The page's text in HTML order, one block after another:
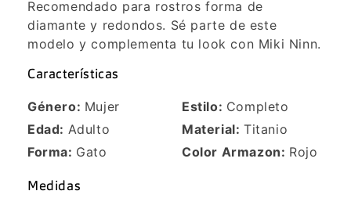
Recomendado para rostros forma de
diamante y redondos. Sé parte de este
modelo y complementa tu look con Miki Ninn.
Características
Género: Mujer
Edad: Adulto
Forma: Gato
Estilo: Completo
Material: Titanio
Color Armazon: Rojo
Medidas